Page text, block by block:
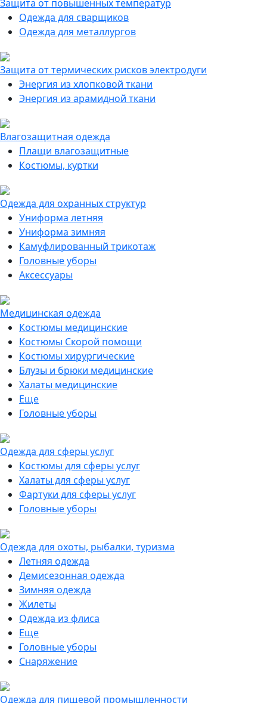
Защита от повышенных температур
Одежда для сварщиков
Одежда для металлургов
Защита от термических рисков электродуги
Энергия из хлопковой ткани
Энергия из арамидной ткани
Влагозащитная одежда
Плащи влагозащитные
Костюмы, куртки
Одежда для охранных структур
Униформа летняя
Униформа зимняя
Камуфлированный трикотаж
Головные уборы
Аксессуары
Медицинская одежда
Костюмы медицинские
Костюмы Скорой помощи
Костюмы хирургические
Блузы и брюки медицинские
Халаты медицинские
Еще
Головные уборы
Одежда для сферы услуг
Костюмы для сферы услуг
Халаты для сферы услуг
Фартуки для сферы услуг
Головные уборы
Одежда для охоты, рыбалки, туризма
Летняя одежда
Демисезонная одежда
Зимняя одежда
Жилеты
Одежда из флиса
Еще
Головные уборы
Снаряжение
Одежда для пищевой промышленности